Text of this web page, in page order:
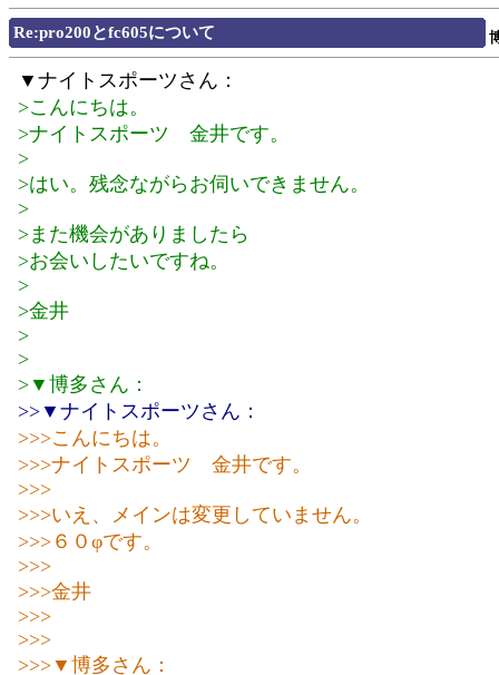
Re:pro200とfc605について
▼ナイトスポーツさん：
>こんにちは。
>ナイトスポーツ 金井です。
>
>はい。残念ながらお伺いできません。
>
>また機会がありましたら
>お会いしたいですね。
>
>金井
>
>
>▼博多さん：
>>▼ナイトスポーツさん：
>>>こんにちは。
>>>ナイトスポーツ 金井です。
>>>
>>>いえ、メインは変更していません。
>>>６０φです。
>>>
>>>金井
>>>
>>>
>>>▼博多さん：